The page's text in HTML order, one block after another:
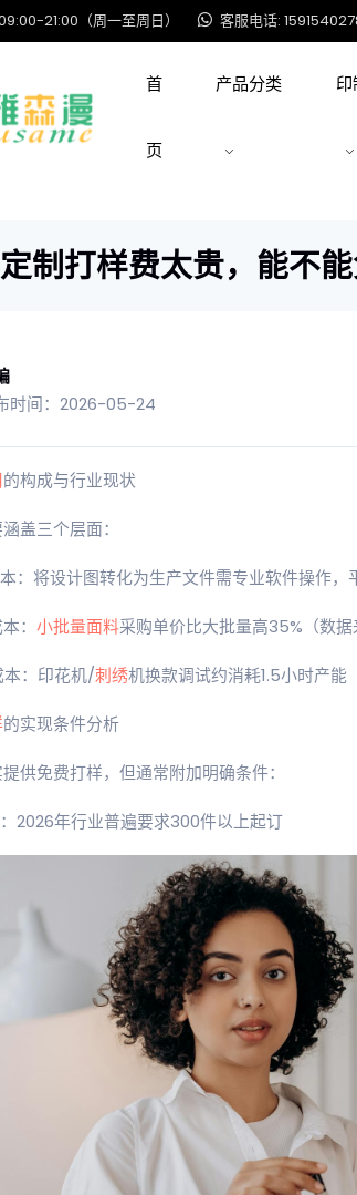
21:00（周一至周日） 客服电话:
首
页
产品分类
制打样费太贵，能不能
时间：2026-05-24
的构成与行业现状
盖三个层面：
：将设计图转化为生产文件需专业软件操作
： 小批量面料采购单价比大批量高35%（数
本：印花机/刺绣机换款调试约消耗1.5小时产能
的实现条件分析
供免费打样，但通常附加明确条件：
2026年行业普遍要求300件以上起订